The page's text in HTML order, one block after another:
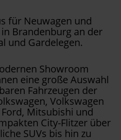
für Neuwagen und
Brandenburg an der
und Gardelegen.
Showroom
eine große Auswahl
Fahrzeugen der
Volkswagen
Mitsubishi und
City-Flitzer über
SUVs bis hin zu